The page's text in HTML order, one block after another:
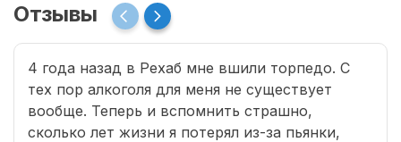
Отзывы
4 года назад в Рехаб мне вшили торпедо. С
тех пор алкоголя для меня не существует
вообще. Теперь и вспомнить страшно,
сколько лет жизни я потерял из-за пьянки,